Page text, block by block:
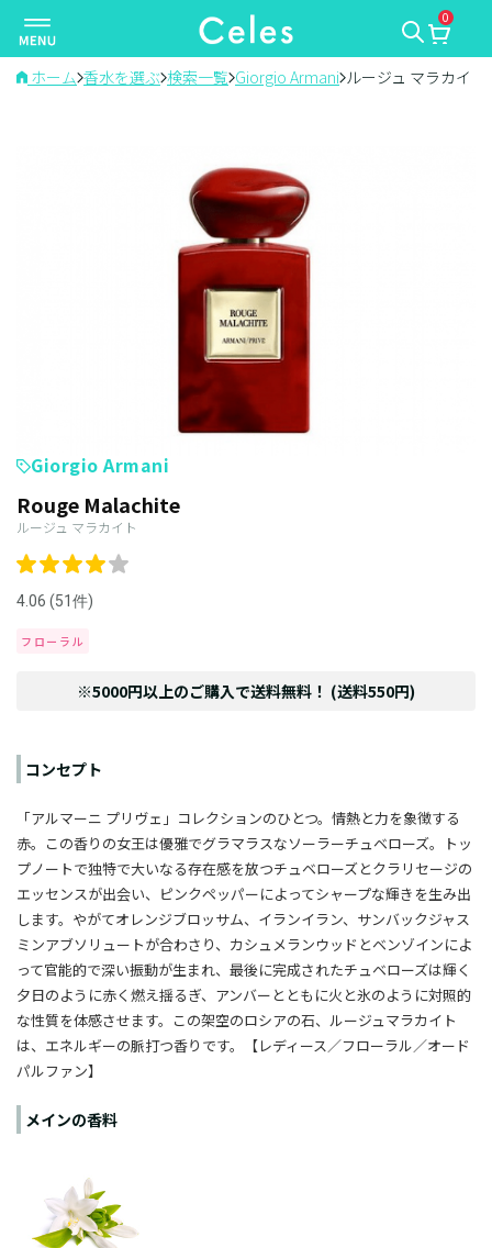
ナ
ビ
ゲ
0
ホーム 香水を選ぶ 検索一覧 Giorgio Armani ルージュ マラカイト
Giorgio Armani
Rouge Malachite
ルージュ マラカイト
4.06 (51件)
フローラル
※5000円以上のご購入で送料無料！ (送料550円)
コンセプト
「アルマーニ プリヴェ」コレクションのひとつ。情熱と力を象徴する
赤。この香りの女王は優雅でグラマラスなソーラーチュベローズ。トッ
プノートで独特で大いなる存在感を放つチュベローズとクラリセージの
エッセンスが出会い、ピンクペッパーによってシャープな輝きを生み出
します。やがてオレンジブロッサム、イランイラン、サンバックジャス
ミンアブソリュートが合わさり、カシュメランウッドとベンゾインによ
って官能的で深い振動が生まれ、最後に完成されたチュベローズは輝く
夕日のように赤く燃え揺るぎ、アンバーとともに火と氷のように対照的
な性質を体感させます。この架空のロシアの石、ルージュマラカイト
は、エネルギーの脈打つ香りです。
【レディース／フローラル／オード
パルファン】
メインの香料